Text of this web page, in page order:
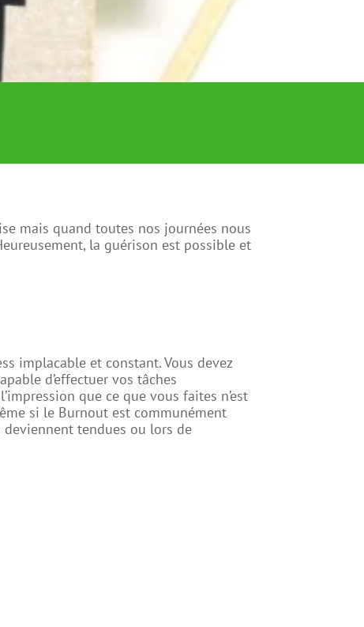
mais quand toutes nos journées nous
la guérison est possible et
implacable et constant. Vous devez
d’effectuer vos tâches
que ce que vous faites n’est
si le Burnout est communément
tendues ou lors de